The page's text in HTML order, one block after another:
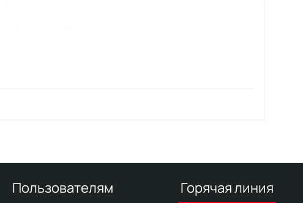
Пользователям Горячая линия